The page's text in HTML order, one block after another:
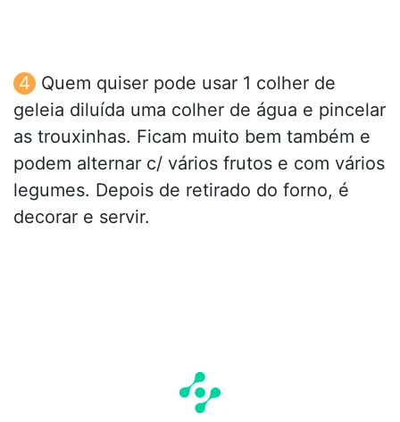
Quem quiser pode usar 1 colher de
geleia diluída uma colher de água e pincelar
as trouxinhas. Ficam muito bem também e
podem alternar c/ vários frutos e com vários
legumes. Depois de retirado do forno, é
decorar e servir.